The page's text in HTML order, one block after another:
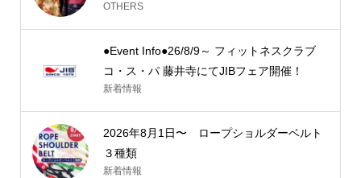
OTHERS
●Event Info●26/8/9～ フィットネスクラブ
コ・ス・パ 藤井寺にてJIBフェア開催！
新着情報
2026年8月1日〜 ロープショルダーベルト
３種類
新着情報